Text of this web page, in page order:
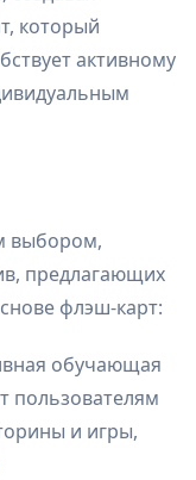
который
активному
выбором,
предлагающих
флэш-карт:
обучающая
пользователям
и игры,